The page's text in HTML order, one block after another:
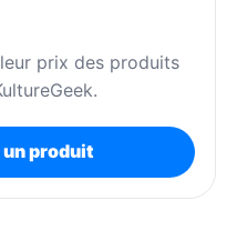
prix des produits
produit